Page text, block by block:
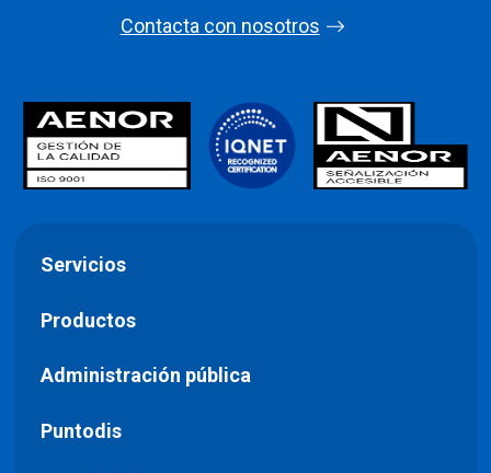
Contacta con nosotros
Servicios
Productos
Administración pública
Puntodis